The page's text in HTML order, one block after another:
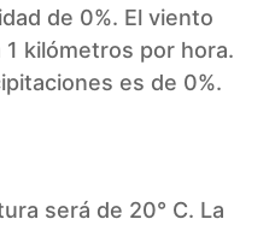
de 0%. El viento
kilómetros por hora.
es de 0%.
será de 20° C. La